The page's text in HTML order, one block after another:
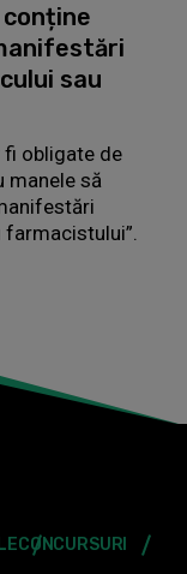
sau
fi obligate de
manele să
CONCURSURI